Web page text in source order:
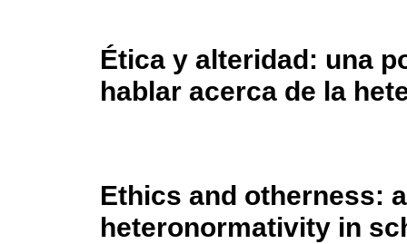
Ética y alteridad: una
hablar acerca de la
Ethics and otherness:
heteronormativity in